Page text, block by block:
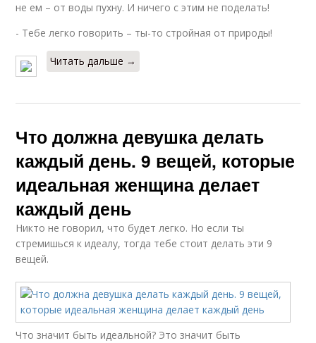
не ем – от воды пухну. И ничего с этим не поделать!
- Тебе легко говорить – ты-то стройная от природы!
Читать дальше →
Что должна девушка делать
каждый день. 9 вещей, которые
идеальная женщина делает
каждый день
Никто не говорил, что будет легко. Но если ты
стремишься к идеалу, тогда тебе стоит делать эти 9
вещей.
Что значит быть идеальной? Это значит быть